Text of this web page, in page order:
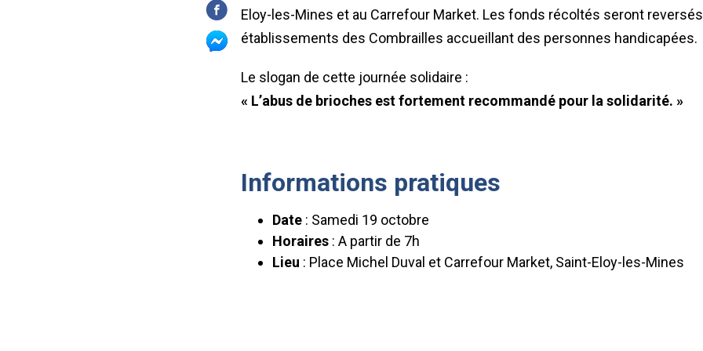
Eloy-les-Mines et au Carrefour Market. Les fonds récoltés seront
établissements des Combrailles accueillant des personnes handicapées.
Le slogan de cette journée solidaire :
« L’abus de brioches est fortement recommandé pour la solidarité. »
Informations pratiques
Date : Samedi 19 octobre
Horaires : A partir de 7h
Lieu : Place Michel Duval et Carrefour Market, Saint-Eloy-les-Mines